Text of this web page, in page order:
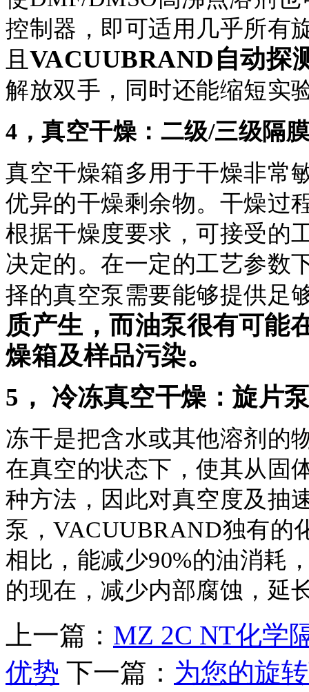
控制器，即可适用几乎所有
且 VACUUBRAND自动探
解放双手，同时还能缩短实
4，真空干燥：二级/三级隔
真空干燥箱多用于干燥非常
优异的干燥剩余物。干燥过
根据干燥度要求，可接受的
决定的。在一定的工艺参数
择的真空泵需要能够提供足
质产生，而油泵很有可能
燥箱及样品污染。
5， 冷冻真空干燥：旋片
冻干是把含水或其他溶剂的
在真空的状态下，使其从固
种方法，因此对真空度及抽
泵，VACUUBRAND独有的
相比，能减少90%的油消耗
的现在，减少内部腐蚀，延
上一篇： MZ 2C NT化学
优势 下一篇： 为您的旋